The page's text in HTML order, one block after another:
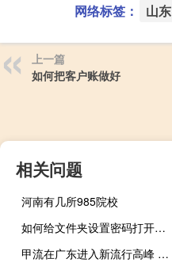
网络标签： 山东
上一篇
如何把客户账做好
相关问题
河南有几所985院校
如何给文件夹设置密码打开（如何给文件夹设置密码）
甲流在广东进入新流行高峰 流感监测显示南方省份阳性率上升北方省份下降